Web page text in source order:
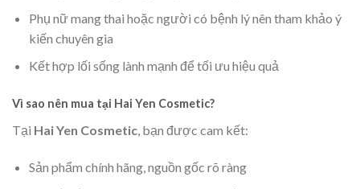
Phụ nữ mang thai hoặc người có bệnh lý nên tham khảo ý
kiến chuyên gia
Kết hợp lối sống lành mạnh để tối ưu hiệu quả
Vì sao nên mua tại Hai Yen Cosmetic?
Tại Hai Yen Cosmetic, bạn được cam kết:
Sản phẩm chính hãng, nguồn gốc rõ ràng